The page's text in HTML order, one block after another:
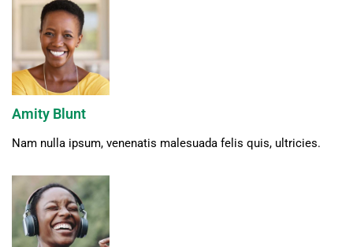
Amity Blunt
Nam nulla ipsum, venenatis malesuada felis quis, ultricies.